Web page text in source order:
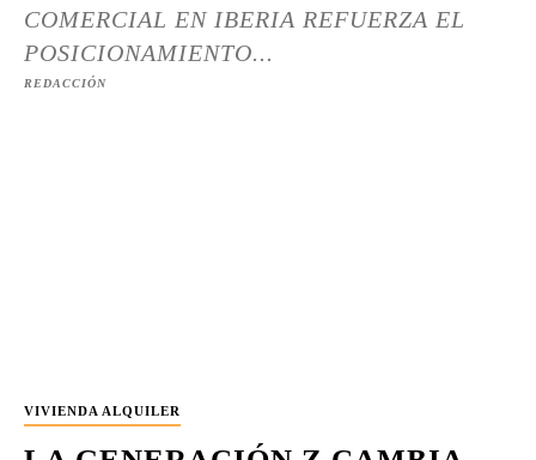
COMERCIAL EN IBERIA REFUERZA EL
POSICIONAMIENTO...
REDACCIÓN
VIVIENDA ALQUILER